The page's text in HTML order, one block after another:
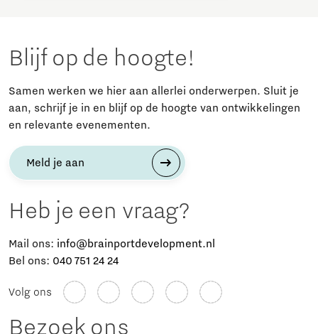
Blijf op de hoogte!
Samen werken we hier aan allerlei onderwerpen. Sluit je
aan, schrijf je in en blijf op de hoogte van ontwikkelingen
en relevante evenementen.
Meld je aan
Heb je een vraag?
Mail ons: info@brainportdevelopment.nl
Bel ons: 040 751 24 24
Volg ons
Bezoek ons